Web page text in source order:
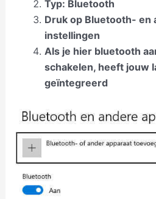
Typ: Bluetooth
Druk op Bluetooth- en
instellingen
Als je hier bluetooth
schakelen, heeft jouw
geïntegreerd